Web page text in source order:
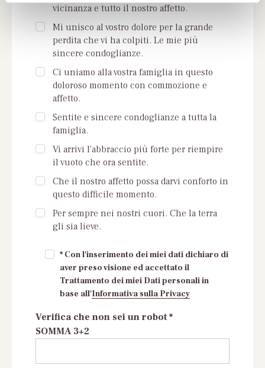
vicinanza e tutto il nostro affetto.
Mi unisco al vostro dolore per la grande
perdita che vi ha colpiti. Le mie più
sincere condoglianze.
Ci uniamo alla vostra famiglia in questo
doloroso momento con commozione e
affetto.
Sentite e sincere condoglianze a tutta la
famiglia.
Vi arrivi l'abbraccio più forte per riempire
il vuoto che ora sentite.
Che il nostro affetto possa darvi conforto in
questo difficile momento.
Per sempre nei nostri cuori. Che la terra
gli sia lieve.
* Con l'inserimento dei miei dati dichiaro di
aver preso visione ed accettato il
Trattamento dei miei Dati personali in
base all'Informativa sulla Privacy
Verifica che non sei un robot *
SOMMA 3+2